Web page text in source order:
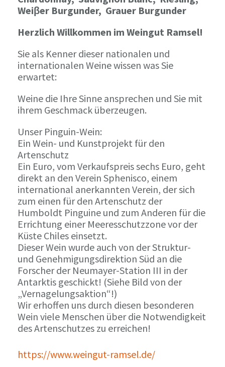
Weiβer Burgunder, Grauer Burgunder
Herzlich Willkommen im Weingut Ramsel!
Sie als Kenner dieser nationalen und
internationalen Weine wissen was Sie
erwartet:
Weine die Ihre Sinne ansprechen und Sie mit
ihrem Geschmack überzeugen.
Unser Pinguin-Wein:
Ein Wein- und Kunstprojekt für den
Artenschutz
Ein Euro, vom Verkaufspreis sechs Euro, geht
direkt an den Verein Sphenisco, einem
international anerkannten Verein, der sich
zum einen für den Artenschutz der
Humboldt Pinguine und zum Anderen für die
Errichtung einer Meeresschutzzone vor der
Küste Chiles einsetzt.
Dieser Wein wurde auch von der Struktur-
und Genehmigungsdirektion Süd an die
Forscher der Neumayer-Station III in der
Antarktis geschickt! (Siehe Bild von der
„Vernagelungsaktion“!)
Wir erhoffen uns durch diesen besonderen
Wein viele Menschen über die Notwendigkeit
des Artenschutzes zu erreichen!
https://www.weingut-ramsel.de/